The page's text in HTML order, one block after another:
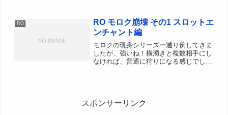
われている構成Intel Core i7 や i5などの
In...
RO
RO モロク崩壊 その1 スロットエ
ンチャント編
モロクの現身シリーズ一通り倒してきま
したが、強いね！横湧きと複数相手にし
なければ、普通に狩りになる感じでした
スポンサーリンク